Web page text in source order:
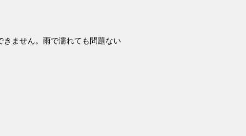
ません。雨で濡れても問題ない